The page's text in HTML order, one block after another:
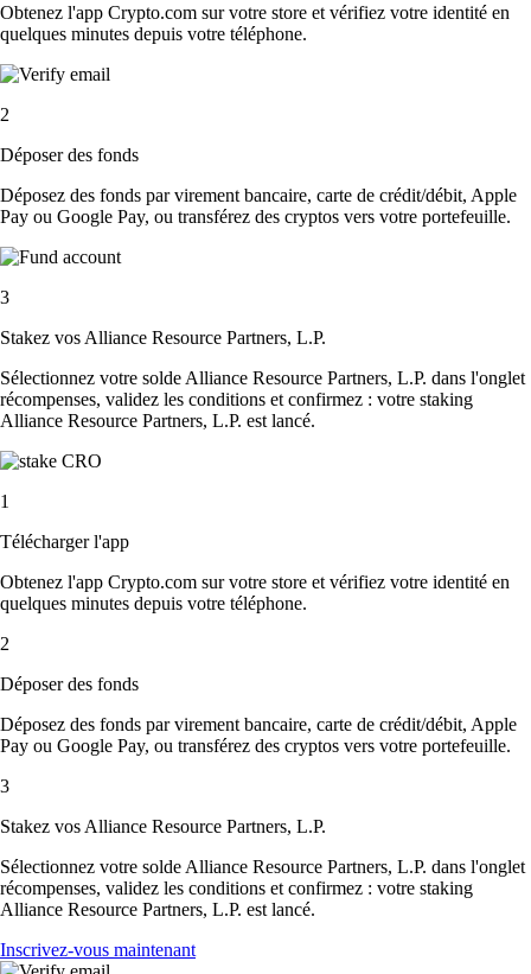
Obtenez l'app Crypto.com sur votre store et vérifiez votre identité en
quelques minutes depuis votre téléphone.
2
Déposer des fonds
Déposez des fonds par virement bancaire, carte de crédit/débit, Apple
Pay ou Google Pay, ou transférez des cryptos vers votre portefeuille.
3
Stakez vos Alliance Resource Partners, L.P.
Sélectionnez votre solde Alliance Resource Partners, L.P. dans l'onglet
récompenses, validez les conditions et confirmez : votre staking
Alliance Resource Partners, L.P. est lancé.
1
Télécharger l'app
Obtenez l'app Crypto.com sur votre store et vérifiez votre identité en
quelques minutes depuis votre téléphone.
2
Déposer des fonds
Déposez des fonds par virement bancaire, carte de crédit/débit, Apple
Pay ou Google Pay, ou transférez des cryptos vers votre portefeuille.
3
Stakez vos Alliance Resource Partners, L.P.
Sélectionnez votre solde Alliance Resource Partners, L.P. dans l'onglet
récompenses, validez les conditions et confirmez : votre staking
Alliance Resource Partners, L.P. est lancé.
Inscrivez-vous maintenant